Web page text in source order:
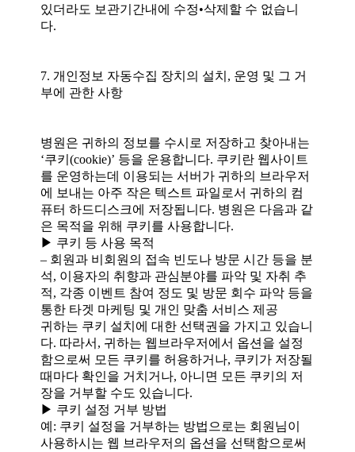
있더라도 보관기간내에 수정•삭제할 수 없습니
다.
7. 개인정보 자동수집 장치의 설치, 운영 및 그 거
부에 관한 사항
병원은 귀하의 정보를 수시로 저장하고 찾아내는
‘쿠키(cookie)’ 등을 운용합니다. 쿠키란 웹사이트
를 운영하는데 이용되는 서버가 귀하의 브라우저
에 보내는 아주 작은 텍스트 파일로서 귀하의 컴
퓨터 하드디스크에 저장됩니다. 병원은 다음과 같
은 목적을 위해 쿠키를 사용합니다.
▶ 쿠키 등 사용 목적
– 회원과 비회원의 접속 빈도나 방문 시간 등을 분
석, 이용자의 취향과 관심분야를 파악 및 자취 추
적, 각종 이벤트 참여 정도 및 방문 회수 파악 등을
통한 타겟 마케팅 및 개인 맞춤 서비스 제공
귀하는 쿠키 설치에 대한 선택권을 가지고 있습니
다. 따라서, 귀하는 웹브라우저에서 옵션을 설정
함으로써 모든 쿠키를 허용하거나, 쿠키가 저장될
때마다 확인을 거치거나, 아니면 모든 쿠키의 저
장을 거부할 수도 있습니다.
▶ 쿠키 설정 거부 방법
예: 쿠키 설정을 거부하는 방법으로는 회원님이
사용하시는 웹 브라우저의 옵션을 선택함으로써